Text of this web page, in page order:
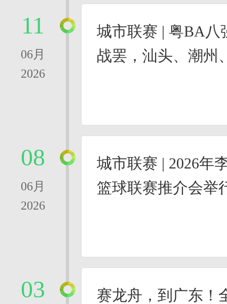
11
06月
2026
城市联赛 | 粤BA八
战罢，汕头、潮州
08
06月
2026
城市联赛 | 2026年
篮球联赛推介会举
03
赛龙舟，到广东！